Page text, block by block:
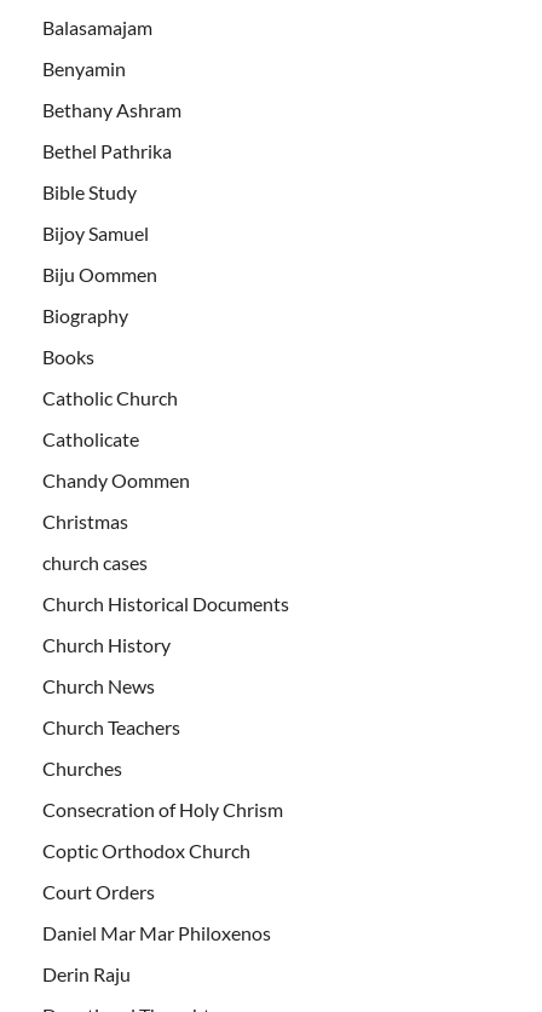
Balasamajam
Benyamin
Bethany Ashram
Bethel Pathrika
Bible Study
Bijoy Samuel
Biju Oommen
Biography
Books
Catholic Church
Catholicate
Chandy Oommen
Christmas
church cases
Church Historical Documents
Church History
Church News
Church Teachers
Churches
Consecration of Holy Chrism
Coptic Orthodox Church
Court Orders
Daniel Mar Mar Philoxenos
Derin Raju